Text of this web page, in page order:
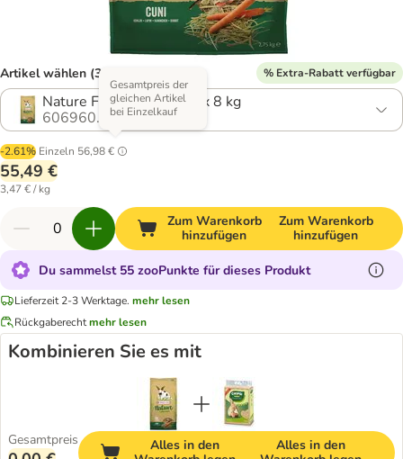
Artikel wählen (3 Varianten) % Extra-Rabatt verfügbar
Nature Fibrefood Cuni 2 x 8 kg
606960.9
-2.61% Einzeln 56,98 €
Gesamtpreis der
gleichen Artikel
bei Einzelkauf
55,49 €
3,47 € / kg
Zum Warenkorb
hinzufügen
Zum Warenkorb
hinzufügen
Du sammelst 55 zooPunkte für dieses Produkt
Lieferzeit 2-3 Werktage. mehr lesen
Rückgaberechtmehr lesen
Kombinieren Sie es mit
Gesamtpreis
Alles in den
Alles in den